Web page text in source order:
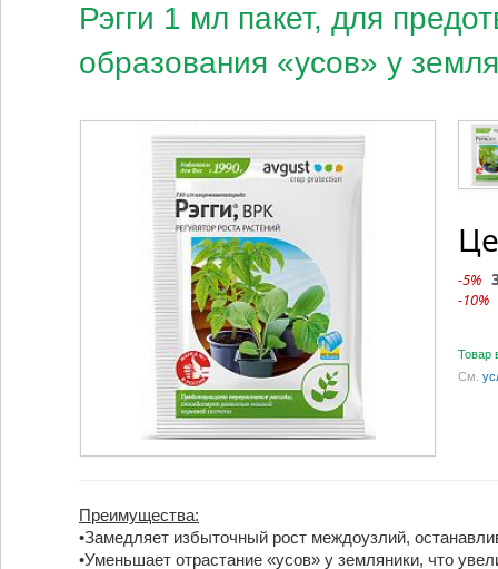
Рэгги 1 мл пакет, для
образования «усов» у
-5%
-10%
Товар
См.
Преимущества:
•Замедляет избыточный рост междоузлий,
•Уменьшает отрастание «усов» у земляники, что